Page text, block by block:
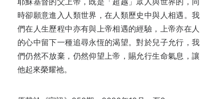
時卻願意進入人類世界，在人類歷史中與人相遇。我
們在人生歷程中亦有與上帝相遇的經驗，上帝亦在人
的心中留下一種追尋永恆的渴望。對於兒子允行，我
們仍然不放棄，仍然仰望上帝，賜允行生命氣息，讓
他起來榮耀祂。